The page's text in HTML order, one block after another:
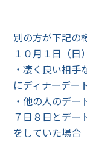
別の方が下記の
１０月１日（日
・凄く良い相
にディナーデー
・他の人のデー
７日８日とデー
をしていた場合